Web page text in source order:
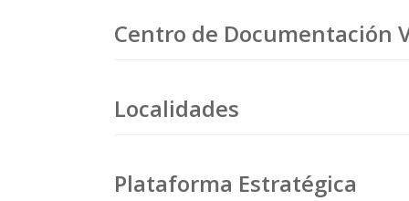
Centro de Documentación
Localidades
Plataforma Estratégica